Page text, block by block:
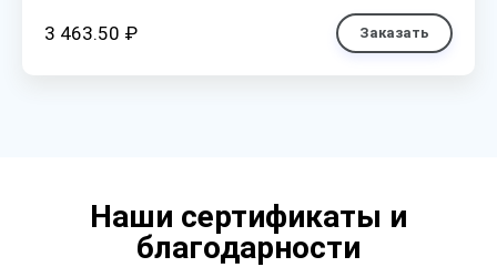
3 463.50 ₽ Заказать
Наши сертификаты и
благодарности